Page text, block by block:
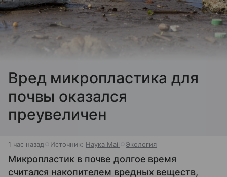
Вред микропластика для
почвы оказался
преувеличен
1 час назад Источник: Наука Mail Экология
Микропластик в почве долгое время
считался накопителем вредных веществ,